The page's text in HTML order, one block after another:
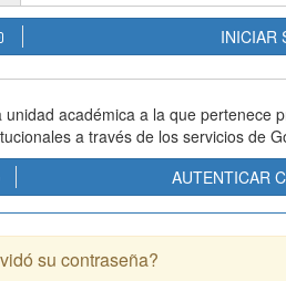
INICIAR
unidad académica a la que pertenece
a través de los servicios de
AUTENTICAR
su contraseña?